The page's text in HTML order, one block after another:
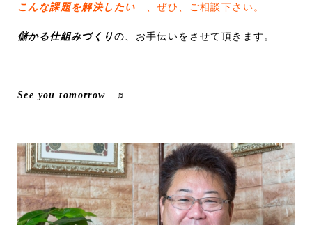
こんな課題を解決したい …、ぜひ、ご相談下さい。
儲かる仕組みづくりの、お手伝いをさせて頂きます。
See you tomorrow ♬